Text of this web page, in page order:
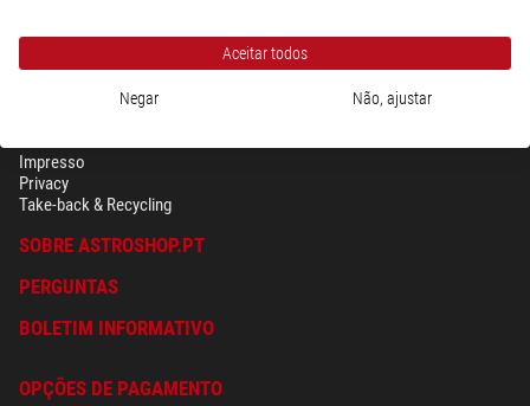
Impresso
Privacy
Take-back & Recycling
SOBRE ASTROSHOP.PT
PERGUNTAS
BOLETIM INFORMATIVO
OPÇÕES DE PAGAMENTO
Aceitar todos
Negar Não, ajustar